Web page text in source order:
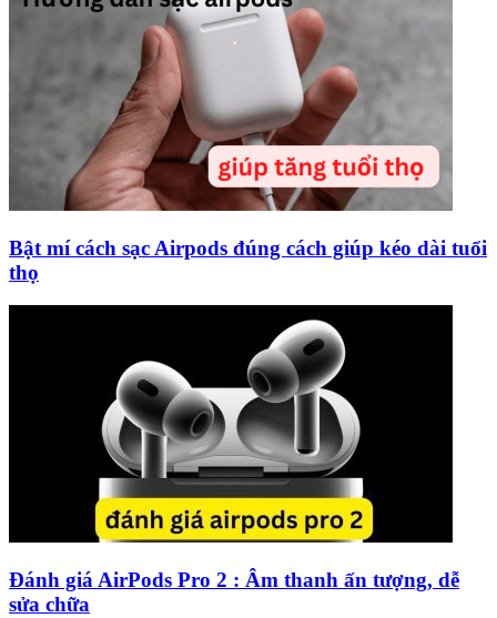
Bật mí cách sạc Airpods đúng cách giúp kéo dài tuổi
thọ
Đánh giá AirPods Pro 2 : Âm thanh ấn tượng, dễ
sửa chữa